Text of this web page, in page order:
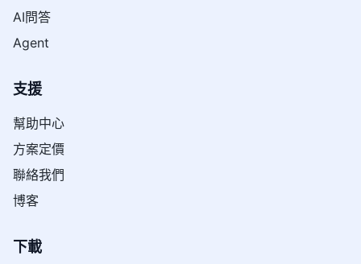
AI問答
Agent
支援
幫助中心
方案定價
聯絡我們
博客
下載